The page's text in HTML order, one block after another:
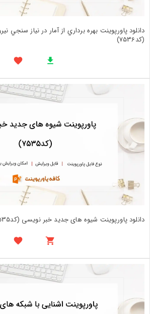
دانلود پاورپوینت بهره برداري از آمار در نياز سنجي
(کد7536)
دانلود پاورپوینت شیوه های جدید خبر نویسی (کد7535)